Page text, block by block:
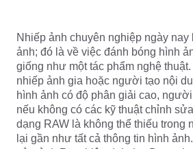
Nhiếp ảnh chuyên nghiệp ngày nay
ảnh; đó là về việc đánh bóng hình
giống như một tác phẩm nghệ
nhiếp ảnh gia hoặc người tạo nội
hình ảnh có độ phân giải cao,
nếu không có các kỹ thuật chỉnh
dạng RAW là không thể thiếu trong
lại gần như tất cả thông tin hình